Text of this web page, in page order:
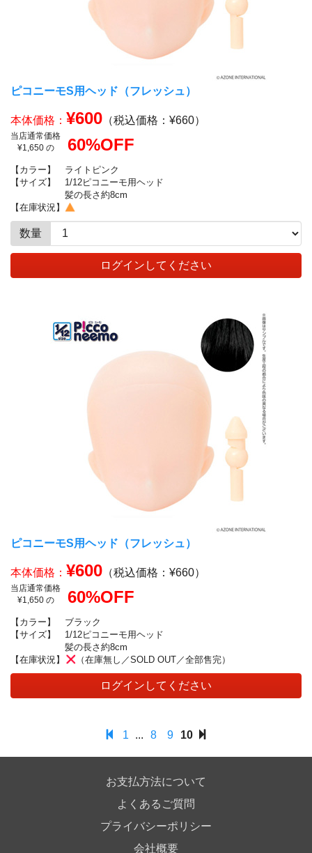
ピコニーモS用ヘッド（フレッシュ）
本体価格： ¥600 （税込価格：¥660）
当店通常価格
¥1,650 の
60%OFF
【カラー】
ライトピンク
【サイズ】
1/12ピコニーモ用ヘッド
髪の長さ約8cm
【在庫状況】
数量
ログインしてください
ピコニーモS用ヘッド（フレッシュ）
本体価格： ¥600 （税込価格：¥660）
当店通常価格
¥1,650 の
60%OFF
【カラー】
ブラック
【サイズ】
1/12ピコニーモ用ヘッド
髪の長さ約8cm
【在庫状況】
（在庫無し／SOLD OUT／全部售完）
ログインしてください
1 ... 8 9 10
お支払方法について
よくあるご質問
プライバシーポリシー
会社概要